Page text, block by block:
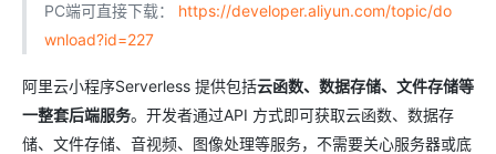
PC端可直接下载： https://developer.aliyun.com/topic/do
wnload?id=227
阿里云小程序Serverless 提供包括云函数、数据存储、文件存储等
一整套后端服务。开发者通过API 方式即可获取云函数、数据存
储、文件存储、音视频、图像处理等服务，不需要关心服务器或底